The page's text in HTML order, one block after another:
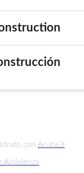
con Aruba.it
Assistenza